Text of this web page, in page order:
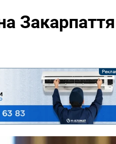
Закарпаття